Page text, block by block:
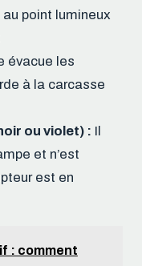
point lumineux
évacue les
à la carcasse
ou violet) : Il
et n’est
est en
: comment